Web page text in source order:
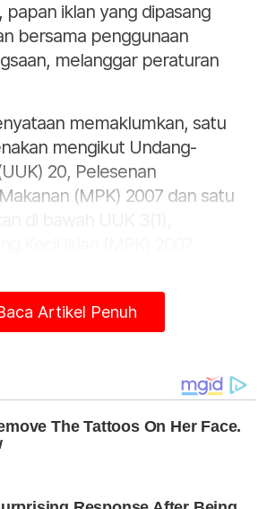
papan iklan yang dipasang
bersama penggunaan
melanggar peraturan
memaklumkan, satu
mengikut Undang-
20, Pelesenan
(MPK) 2007 dan satu
46(1)(d), Akta Jalan Parit dan
menurut kenyataan pihak
Artikel Penuh